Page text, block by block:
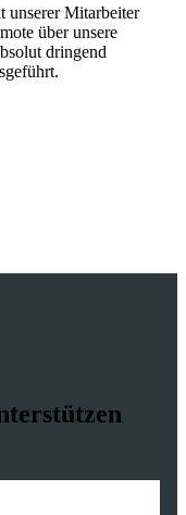
unserer Mitarbeiter
über unsere
dringend